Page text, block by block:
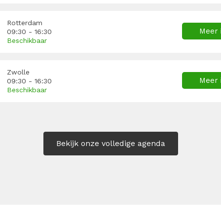
Rotterdam
09:30 - 16:30
Beschikbaar
Meer
Zwolle
09:30 - 16:30
Beschikbaar
Meer
Bekijk onze volledige agenda